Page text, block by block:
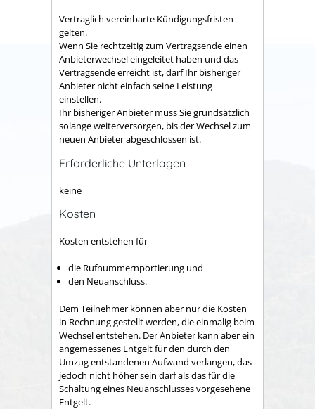
Vertraglich vereinbarte Kündigungsfristen
gelten.
Wenn Sie rechtzeitig zum Vertragsende einen
Anbieterwechsel eingeleitet haben und das
Vertragsende erreicht ist, darf Ihr bisheriger
Anbieter nicht einfach seine Leistung
einstellen.
Ihr bisheriger Anbieter muss Sie grundsätzlich
solange weiterversorgen, bis der Wechsel zum
neuen Anbieter abgeschlossen ist.
Erforderliche Unterlagen
keine
Kosten
Kosten entstehen für
die Rufnummernportierung und
den Neuanschluss.
Dem Teilnehmer können aber nur die Kosten
in Rechnung gestellt werden, die einmalig beim
Wechsel entstehen. Der Anbieter kann aber ein
angemessenes Entgelt für den durch den
Umzug entstandenen Aufwand verlangen, das
jedoch nicht höher sein darf als das für die
Schaltung eines Neuanschlusses vorgesehene
Entgelt.